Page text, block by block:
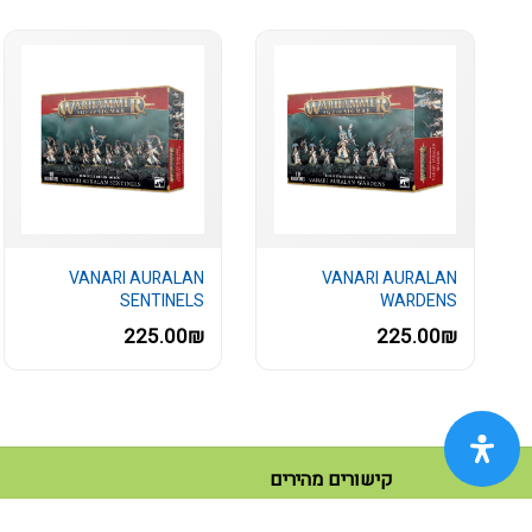
VANARI AURALAN
WARDENS
225.00₪
VANARI AURALAN
SENTINELS
225.00₪
קישורים מהירים
ראשי(current)